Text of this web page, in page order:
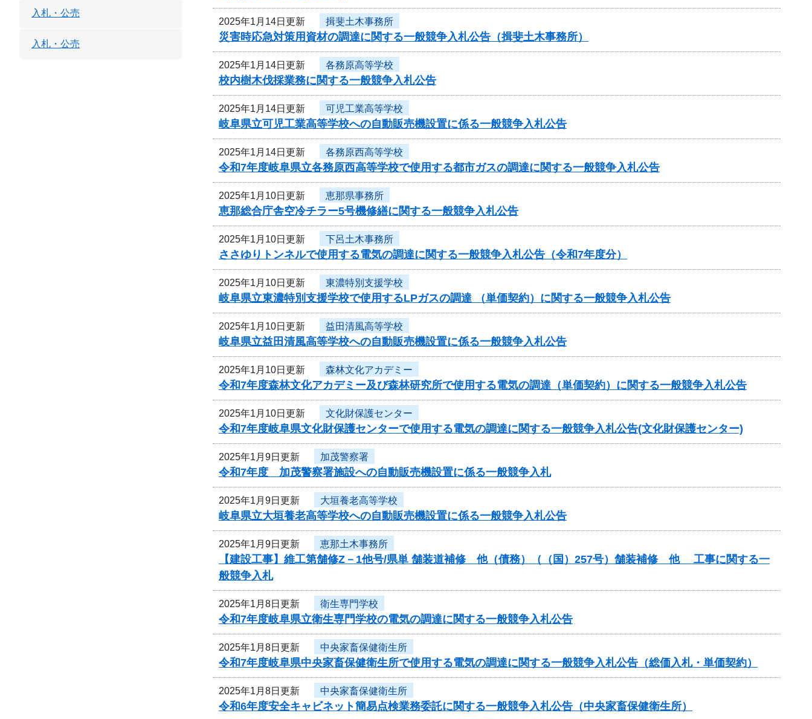
2025年1月14日更新 揖斐土木事務所
災害時応急対策用資材の調達に関する一般競争入札公告（揖斐土木事務所）
2025年1月14日更新 各務原高等学校
校内樹木伐採業務に関する一般競争入札公告
2025年1月14日更新 可児工業高等学校
岐阜県立可児工業高等学校への自動販売機設置に係る一般競争入札公告
2025年1月14日更新 各務原西高等学校
令和7年度岐阜県立各務原西高等学校で使用する都市ガスの調達に関する一般競争入札公告
2025年1月10日更新 恵那県事務所
恵那総合庁舎空冷チラー5号機修繕に関する一般競争入札公告
2025年1月10日更新 下呂土木事務所
ささゆりトンネルで使用する電気の調達に関する一般競争入札公告（令和7年度分）
2025年1月10日更新 東濃特別支援学校
岐阜県立東濃特別支援学校で使用するLPガスの調達 （単価契約）に関する一般競争入札公告
2025年1月10日更新 益田清風高等学校
岐阜県立益田清風高等学校への自動販売機設置に係る一般競争入札公告
2025年1月10日更新 森林文化アカデミー
令和7年度森林文化アカデミー及び森林研究所で使用する電気の調達（単価契約）に関する一般競争入札公告
2025年1月10日更新 文化財保護センター
令和7年度岐阜県文化財保護センターで使用する電気の調達に関する一般競争入札公告(文化財保護センター)
2025年1月9日更新 加茂警察署
令和7年度 加茂警察署施設への自動販売機設置に係る一般競争入札
2025年1月9日更新 大垣養老高等学校
岐阜県立大垣養老高等学校への自動販売機設置に係る一般競争入札公告
2025年1月9日更新 恵那土木事務所
【建設工事】維工第舗修Z－1他号/県単 舗装道補修 他（債務）（（国）257号）舗装補修 他 工事に関する一
般競争入札
2025年1月8日更新 衛生専門学校
令和7年度岐阜県立衛生専門学校の電気の調達に関する一般競争入札公告
2025年1月8日更新 中央家畜保健衛生所
令和7年度岐阜県中央家畜保健衛生所で使用する電気の調達に関する一般競争入札公告（総価入札・単価契約）
2025年1月8日更新 中央家畜保健衛生所
令和6年度安全キャビネット簡易点検業務委託に関する一般競争入札公告（中央家畜保健衛生所）
入札・公売
入札・公売